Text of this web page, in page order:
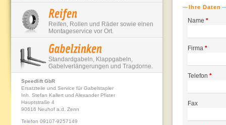
Reifen, Rollen und Räder sowie einen
Montageservice vor Ort.
Standardgabeln, Klappgabeln,
Gabelverlängerungen und Tragdorne.
Speedlift GbR
Ersatzteile und Service für Gabelstapler
Inh. Stefan Kallert und Alexander Pfister
Hauptstraße 4
90616 Neuhof a.d. Zenn
Telefon 09107-9257149
Ihre Daten
Name *
Firma *
Telefon *
Fax